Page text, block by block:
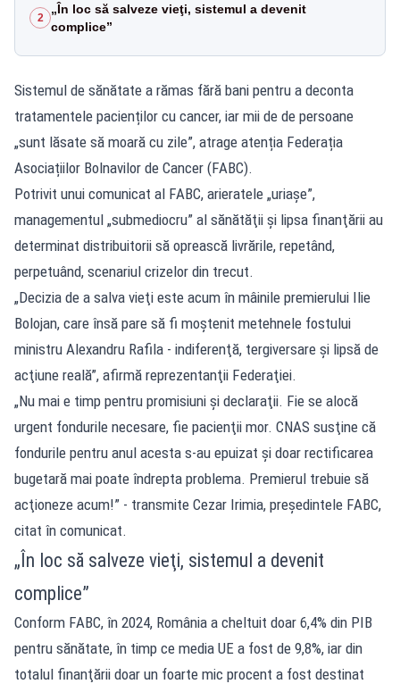
2
„În loc să salveze vieţi, sistemul a devenit
complice”
Sistemul de sănătate a rămas fără bani pentru a deconta
tratamentele pacienților cu cancer, iar mii de de persoane
„sunt lăsate să moară cu zile”, atrage atenția Federația
Asociațiilor Bolnavilor de Cancer (FABC).
Potrivit unui comunicat al FABC, arieratele „uriaşe”,
managementul „submediocru” al sănătăţii şi lipsa finanţării au
determinat distribuitorii să oprească livrările, repetând,
perpetuând, scenariul crizelor din trecut.
„Decizia de a salva vieţi este acum în mâinile premierului Ilie
Bolojan, care însă pare să fi moştenit metehnele fostului
ministru Alexandru Rafila - indiferenţă, tergiversare şi lipsă de
acţiune reală”, afirmă reprezentanţii Federaţiei.
„Nu mai e timp pentru promisiuni şi declaraţii. Fie se alocă
urgent fondurile necesare, fie pacienţii mor. CNAS susţine că
fondurile pentru anul acesta s-au epuizat şi doar rectificarea
bugetară mai poate îndrepta problema. Premierul trebuie să
acţioneze acum!” - transmite Cezar Irimia, preşedintele FABC,
citat în comunicat.
„În loc să salveze vieţi, sistemul a devenit
complice”
Conform FABC, în 2024, România a cheltuit doar 6,4% din PIB
pentru sănătate, în timp ce media UE a fost de 9,8%, iar din
totalul finanţării doar un foarte mic procent a fost destinat